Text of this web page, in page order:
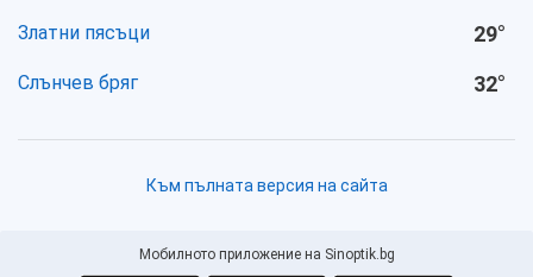
Златни пясъци 29°
Слънчев бряг 32°
Към пълната версия на сайта
Мобилното приложение на Sinoptik.bg